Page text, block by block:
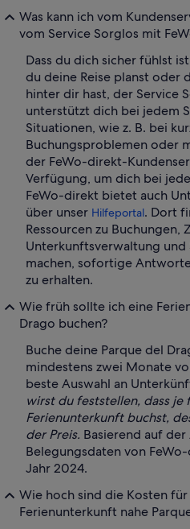
Was kann ich vom
vom Service Sorglos mit
Dass du dich sicher fühlst
du deine Reise planst oder
hinter dir hast, der Service
unterstützt dich bei jedem
Situationen, wie z. B. bei
Buchungsproblemen oder
der FeWo-direkt-
Verfügung, um dich bei
FeWo-direkt bietet auch
über unser Hilfeportal. Dort
Ressourcen zu Buchungen,
Unterkunftsverwaltung
machen, sofortige
zu erhalten.
Wie früh sollte ich eine
Drago buchen?
Buche deine Parque del
mindestens zwei Monate
beste Auswahl an
wirst du feststellen, dass je
Ferienunterkunft buchst,
der Preis. Basierend auf
Belegungsdaten von
Jahr 2024.
Wie hoch sind die Kosten
Ferienunterkunft nahe